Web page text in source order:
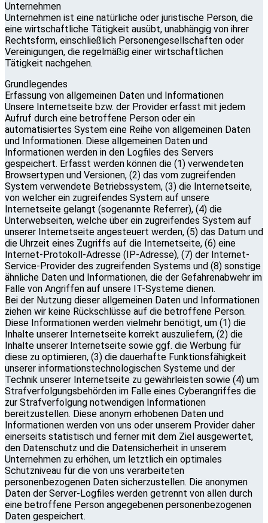
Unternehmen
Unternehmen ist eine natürliche oder juristische Person, die
eine wirtschaftliche Tätigkeit ausübt, unabhängig von ihrer
Rechtsform, einschließlich Personengesellschaften oder
Vereinigungen, die regelmäßig einer wirtschaftlichen
Tätigkeit nachgehen.
Grundlegendes
Erfassung von allgemeinen Daten und Informationen
Unsere Internetseite bzw. der Provider erfasst mit jedem
Aufruf durch eine betroffene Person oder ein
automatisiertes System eine Reihe von allgemeinen Daten
und Informationen. Diese allgemeinen Daten und
Informationen werden in den Logfiles des Servers
gespeichert. Erfasst werden können die (1) verwendeten
Browsertypen und Versionen, (2) das vom zugreifenden
System verwendete Betriebssystem, (3) die Internetseite,
von welcher ein zugreifendes System auf unsere
Internetseite gelangt (sogenannte Referrer), (4) die
Unterwebseiten, welche über ein zugreifendes System auf
unserer Internetseite angesteuert werden, (5) das Datum und
die Uhrzeit eines Zugriffs auf die Internetseite, (6) eine
Internet-Protokoll-Adresse (IP-Adresse), (7) der Internet-
Service-Provider des zugreifenden Systems und (8) sonstige
ähnliche Daten und Informationen, die der Gefahrenabwehr im
Falle von Angriffen auf unsere IT-Systeme dienen.
Bei der Nutzung dieser allgemeinen Daten und Informationen
ziehen wir keine Rückschlüsse auf die betroffene Person.
Diese Informationen werden vielmehr benötigt, um (1) die
Inhalte unserer Internetseite korrekt auszuliefern, (2) die
Inhalte unserer Internetseite sowie ggf. die Werbung für
diese zu optimieren, (3) die dauerhafte Funktionsfähigkeit
unserer informationstechnologischen Systeme und der
Technik unserer Internetseite zu gewährleisten sowie (4) um
Strafverfolgungsbehörden im Falle eines Cyberangriffes die
zur Strafverfolgung notwendigen Informationen
bereitzustellen. Diese anonym erhobenen Daten und
Informationen werden von uns oder unserem Provider daher
einerseits statistisch und ferner mit dem Ziel ausgewertet,
den Datenschutz und die Datensicherheit in unserem
Unternehmen zu erhöhen, um letztlich ein optimales
Schutzniveau für die von uns verarbeiteten
personenbezogenen Daten sicherzustellen. Die anonymen
Daten der Server-Logfiles werden getrennt von allen durch
eine betroffene Person angegebenen personenbezogenen
Daten gespeichert.